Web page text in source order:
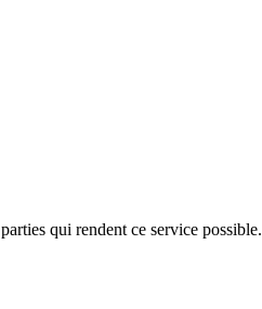
qui rendent ce service possible.